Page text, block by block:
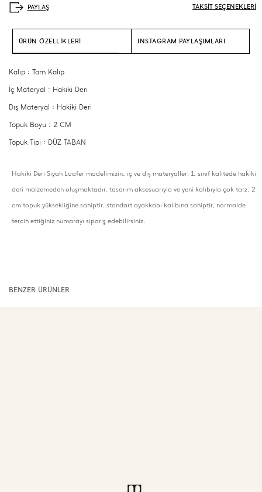
TAKSİT SEÇENEKLERİ
ÜRÜN ÖZELLİKLERİ INSTAGRAM PAYLAŞIMLARI
Kalıp : Tam Kalıp
İç Materyal : Hakiki Deri
Dış Materyal : Hakiki Deri
Topuk Boyu : 2 CM
Topuk Tipi : DÜZ TABAN
Hakiki Deri Siyah Loafer modelimizin, iç ve dış materyalleri 1. sınıf kalitede hakiki
deri malzemeden oluşmaktadır. tasarım aksesuarıyla ve yeni kalıbıyla çok tarz. 2
cm topuk yüksekliğine sahiptir. standart ayakkabı kalıbına sahiptir, normalde
tercih ettiğiniz numarayı sipariş edebilirsiniz.
BENZER ÜRÜNLER